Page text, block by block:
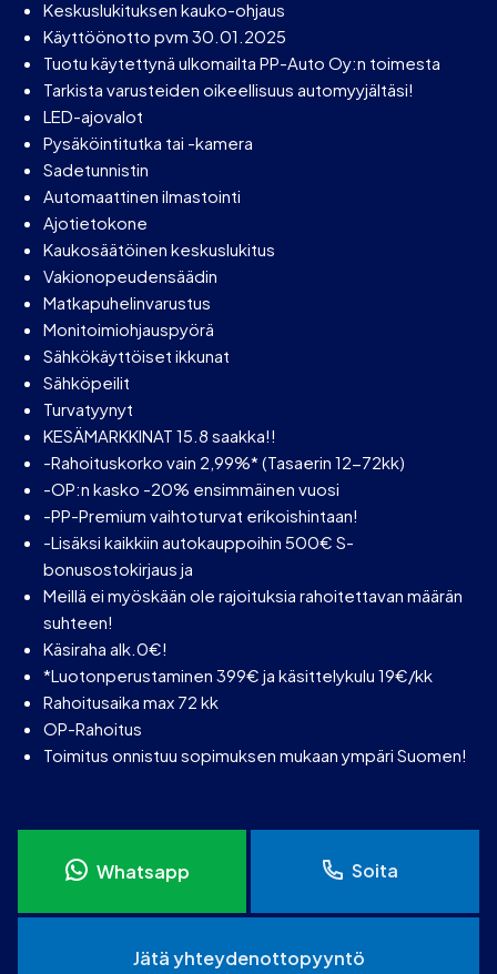
Keskuslukituksen kauko-ohjaus
Käyttöönotto pvm 30.01.2025
Tuotu käytettynä ulkomailta PP-Auto Oy:n toimesta
Tarkista varusteiden oikeellisuus automyyjältäsi!
LED-ajovalot
Pysäköintitutka tai -kamera
Sadetunnistin
Automaattinen ilmastointi
Ajotietokone
Kaukosäätöinen keskuslukitus
Vakionopeudensäädin
Matkapuhelinvarustus
Monitoimiohjauspyörä
Sähkökäyttöiset ikkunat
Sähköpeilit
Turvatyynyt
KESÄMARKKINAT 15.8 saakka!!
-Rahoituskorko vain 2,99%* (Tasaerin 12-72kk)
-OP:n kasko -20% ensimmäinen vuosi
-PP-Premium vaihtoturvat erikoishintaan!
-Lisäksi kaikkiin autokauppoihin 500€ S-
bonusostokirjaus ja
Meillä ei myöskään ole rajoituksia rahoitettavan määrän
suhteen!
Käsiraha alk.0€!
*Luotonperustaminen 399€ ja käsittelykulu 19€/kk
Rahoitusaika max 72 kk
OP-Rahoitus
Toimitus onnistuu sopimuksen mukaan ympäri Suomen!
Whatsapp Soita
Jätä yhteydenottopyyntö